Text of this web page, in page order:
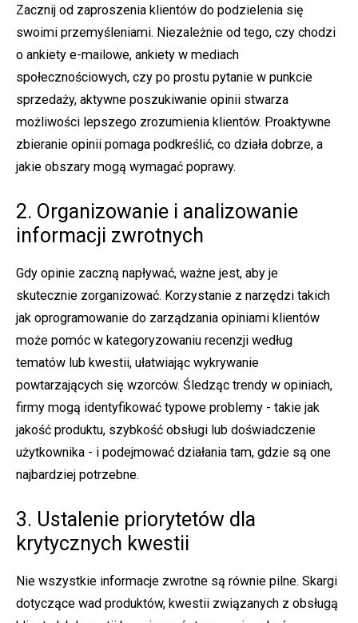
Zacznij od zaproszenia klientów do podzielenia się
swoimi przemyśleniami. Niezależnie od tego, czy chodzi
o ankiety e-mailowe, ankiety w mediach
społecznościowych, czy po prostu pytanie w punkcie
sprzedaży, aktywne poszukiwanie opinii stwarza
możliwości lepszego zrozumienia klientów. Proaktywne
zbieranie opinii pomaga podkreślić, co działa dobrze, a
jakie obszary mogą wymagać poprawy.
2. Organizowanie i analizowanie
informacji zwrotnych
Gdy opinie zaczną napływać, ważne jest, aby je
skutecznie zorganizować. Korzystanie z narzędzi takich
jak oprogramowanie do zarządzania opiniami klientów
może pomóc w kategoryzowaniu recenzji według
tematów lub kwestii, ułatwiając wykrywanie
powtarzających się wzorców. Śledząc trendy w opiniach,
firmy mogą identyfikować typowe problemy - takie jak
jakość produktu, szybkość obsługi lub doświadczenie
użytkownika - i podejmować działania tam, gdzie są one
najbardziej potrzebne.
3. Ustalenie priorytetów dla
krytycznych kwestii
Nie wszystkie informacje zwrotne są równie pilne. Skargi
dotyczące wad produktów, kwestii związanych z obsługą